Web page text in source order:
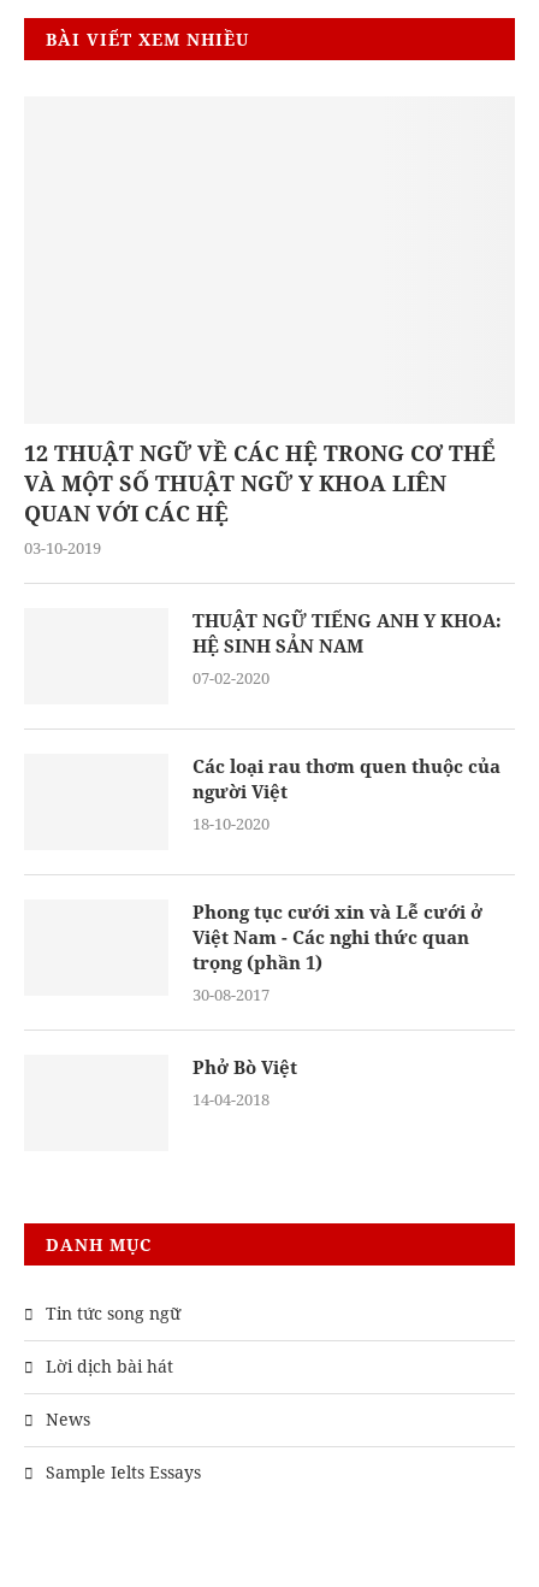
BÀI VIẾT XEM NHIỀU
12 THUẬT NGỮ VỀ CÁC HỆ TRONG CƠ THỂ
VÀ MỘT SỐ THUẬT NGỮ Y KHOA LIÊN
QUAN VỚI CÁC HỆ
03-10-2019
THUẬT NGỮ TIẾNG ANH Y KHOA:
HỆ SINH SẢN NAM
07-02-2020
Các loại rau thơm quen thuộc của
người Việt
18-10-2020
Phong tục cưới xin và Lễ cưới ở
Việt Nam - Các nghi thức quan
trọng (phần 1)
30-08-2017
Phở Bò Việt
14-04-2018
DANH MỤC
Tin tức song ngữ
Lời dịch bài hát
News
Sample Ielts Essays